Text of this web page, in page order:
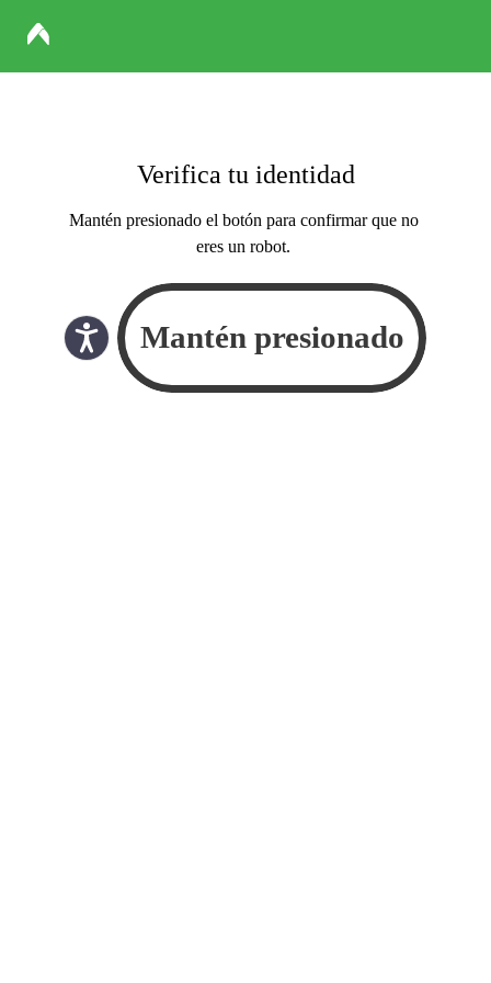
Verifica tu identidad
Mantén presionado el botón para confirmar que no
eres un robot.